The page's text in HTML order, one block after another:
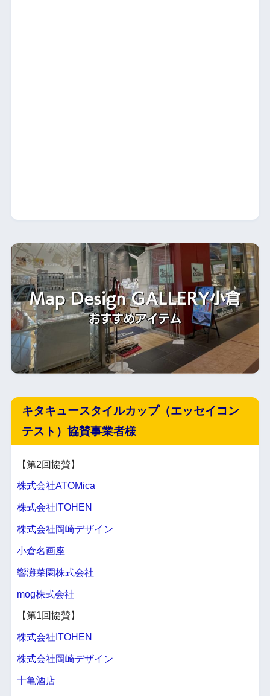
キタキュースタイルカップ（エッセイコン
テスト）協賛事業者様
【第2回協賛】
株式会社ATOMica
株式会社ITOHEN
株式会社岡崎デザイン
小倉名画座
響灘菜園株式会社
mog株式会社
【第1回協賛】
株式会社ITOHEN
株式会社岡崎デザイン
十亀酒店